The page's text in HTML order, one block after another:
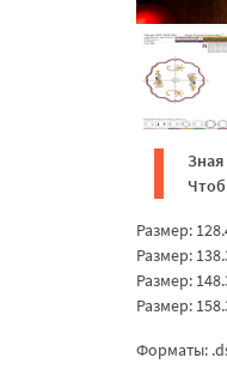
Размер:
Размер:
Размер:
Размер:
Форматы: